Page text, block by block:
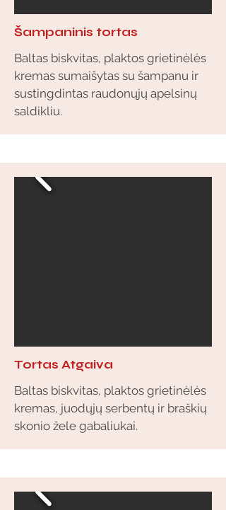
Šampaninis tortas
Baltas biskvitas, plaktos grietinėlės
kremas sumaišytas su šampanu ir
sustingdintas raudonųjų apelsinų
saldikliu.
Tortas Atgaiva
Baltas biskvitas, plaktos grietinėlės
kremas, juodųjų serbentų ir braškių
skonio žele gabaliukai.